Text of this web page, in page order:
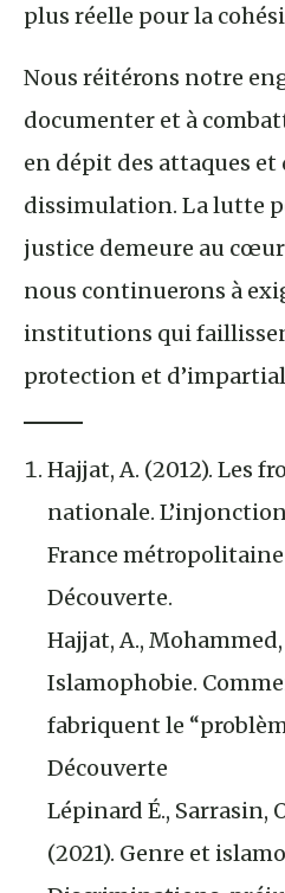
plus réelle pour la
Nous réitérons notre
documenter et à
en dépit des attaques
dissimulation. La lutte
justice demeure au
nous continuerons à
institutions qui
protection et
Hajjat, A. (2012). Les
nationale.
France
Découverte.
Hajjat, A., Mohammed,
Islamophobie.
fabriquent le
Découverte
Lépinard É., Sarrasin,
(2021). Genre et